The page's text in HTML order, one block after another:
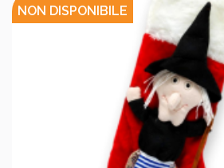
NON DISPONIBILE